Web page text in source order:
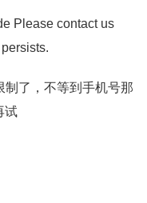
Please contact us
了，不等到手机号那
试